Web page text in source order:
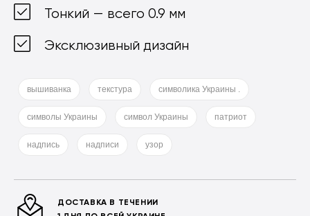
Тонкий — всего 0.9 мм
Эксклюзивный дизайн
вышиванка текстура символика Украины .
символы Украины символ Украины патриот
надпись надписи узор
ДОСТАВКА В ТЕЧЕНИИ